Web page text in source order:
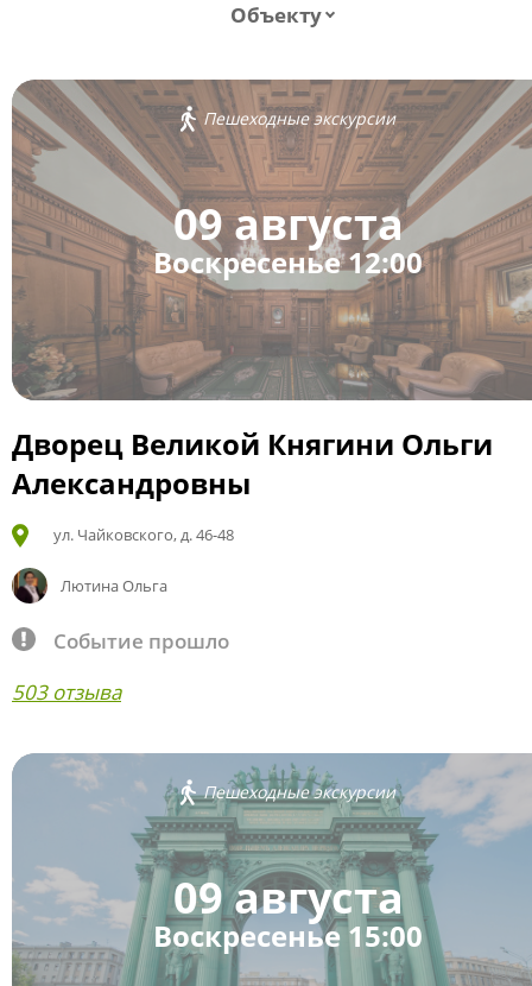
Объекту
Пешеходные экскурсии
09 августа
Воскресенье 12:00
Дворец Великой Княгини Ольги
Александровны
ул. Чайковского, д. 46-48
Лютина Ольга
Событие прошло
503 отзыва
Пешеходные экскурсии
09 августа
Воскресенье 15:00